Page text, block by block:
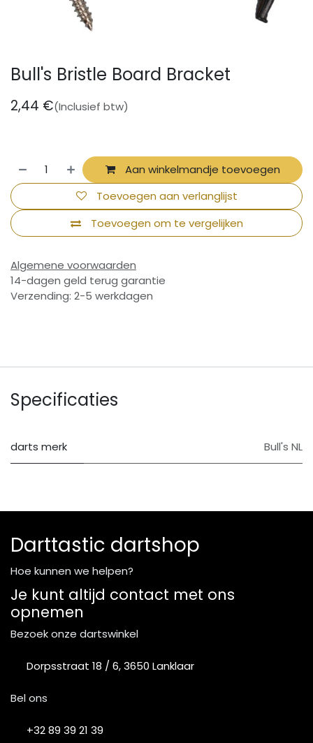
Bull's Bristle Board Bracket
2,44 €(Inclusief btw)
Aan winkelmandje toevoegen
Toevoegen om te vergelijken
Toevoegen aan verlanglijst
Algemene voorwaarden
14-dagen geld terug garantie
Verzending: 2-5 werkdagen
Specificaties
darts merk Bull's NL
Darttastic dartshop
Hoe kunnen we helpen?
Je kunt altijd contact met ons
opnemen
Bezoek onze dartswinkel
Dorpsstraat 18 / 6, 3650 Lanklaar
Bel ons
+32 89 39 21 39